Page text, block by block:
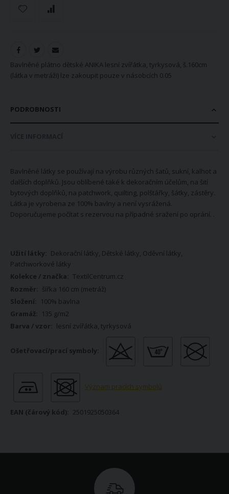
Bavlněné plátno dětské ANIKA lesní zvířátka, tyrkysová, š.160cm
(látka v metráži) lze zakoupit pouze v násobcích 0.05
PODROBNOSTI
Bavlněné látky se používají na výrobu různých šatů, sukní, kalhot a
dalších doplňků. Jsou oblíbené také k dekoračním účelům, na šití
bytových doplňků, na patchwork, quilting, polštářky, šátky, zástěry.
Látka je vyrobena ze 100% bavlny a není vysrážená.
Doporučujeme počítat s rezervou na případné sražení po oprání. .
Více
informací
Dekorační látky, Dětské látky, Oděvní látky,
Patchworkové látky
TextilCentrum.cz
šířka 160 cm (metráž)
100% bavlna
135 g/m2
lesní zvířátka, tyrkysová
Význam pracích symbolů
2501925050364